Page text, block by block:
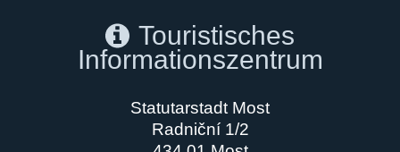
Touristisches
Informationszentrum
Statutarstadt Most
Radniční 1/2